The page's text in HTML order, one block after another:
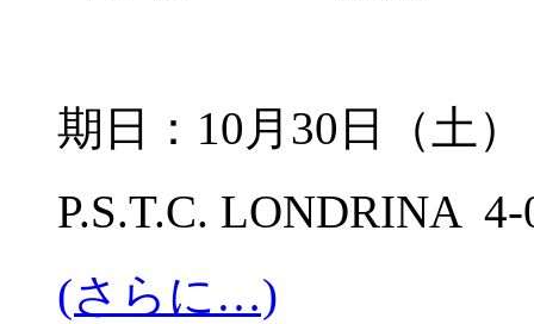
期日：10月30日（土
P.S.T.C. LONDRINA
(さらに…)